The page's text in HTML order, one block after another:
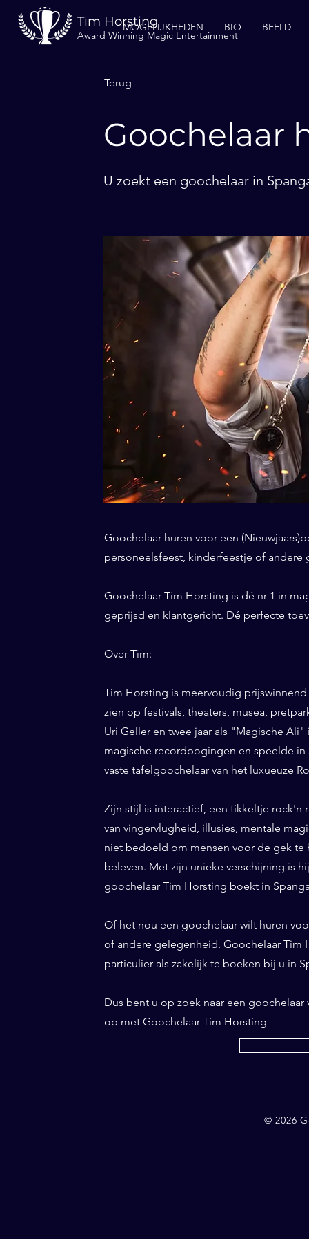
Tim Horsting
Award Winning Magic Entertainment
MOGELIJKHEDEN BIO BEELD
Terug
Goochelaar
U zoekt een goochelaar in
Goochelaar huren voor een
personeelsfeest, kinderfeestje of andere
Goochelaar Tim Horsting is dé nr 1 in
geprijsd en klantgericht. Dé perfecte
Over Tim:
Tim Horsting is meervoudig
zien op festivals, theaters, musea,
Uri Geller en twee jaar als "Magische
magische recordpogingen en speelde in
vaste tafelgoochelaar van het luxueuze
Zijn stijl is interactief, een tikkeltje rock'n
van vingervlugheid, illusies, mentale
niet bedoeld om mensen voor de gek te
beleven. Met zijn unieke verschijning is
goochelaar Tim Horsting boekt in
Of het nou een goochelaar wilt huren
of andere gelegenheid. Goochelaar Tim
particulier als zakelijk te boeken bij u in
Dus bent u op zoek naar een
op met Goochelaar Tim Horsting
© 2026